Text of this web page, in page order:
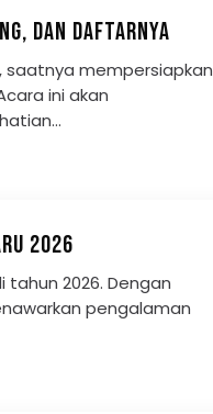
DAN DAFTARNYA
mempersiapkan
ini akan
2026
2026. Dengan
pengalaman